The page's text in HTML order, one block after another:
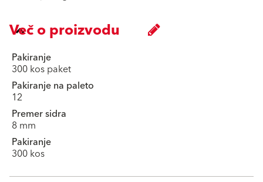
Več o proizvodu
Pakiranje
300 kos paket
Pakiranje na paleto
12
Premer sidra
8 mm
Pakiranje
300 kos